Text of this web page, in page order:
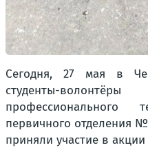
Сегодня, 27 мая в
студенты-
профессионального
первичного отделения
приняли участие в